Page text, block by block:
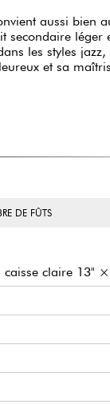
aussi bien
secondaire léger
les styles
et sa
DE FÛTS
claire 13"